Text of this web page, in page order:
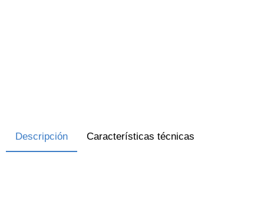
Descripción Características técnicas